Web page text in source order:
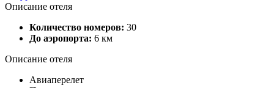
Описание отеля
Количество номеров: 30
До аэропорта: 6 км
Описание отеля
Авиаперелет